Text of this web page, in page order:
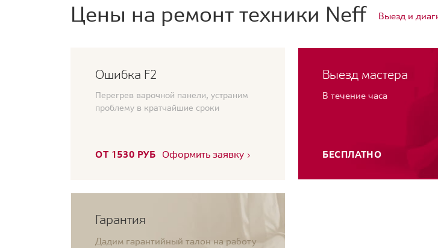
Цены на ремонт техники Neff Выезд и
Ошибка F2
Перегрев варочной панели, устраним
проблему в кратчайшие сроки
ОТ 1530 РУБ Оформить заявку
Выезд мастера
В течение часа
БЕСПЛАТНО
Гарантия
Дадим гарантийный талон на работу